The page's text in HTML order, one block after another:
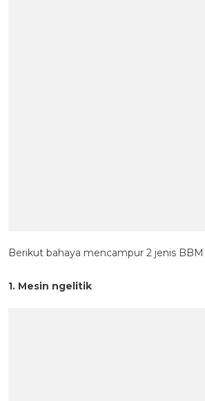
Berikut bahaya mencampur 2 jenis BBM
1. Mesin ngelitik